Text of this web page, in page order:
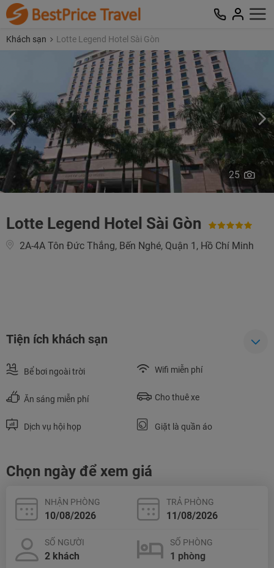
Khách sạn Lotte Legend Hotel Sài Gòn
25
Lotte Legend Hotel Sài Gòn
2A-4A Tôn Đức Thắng, Bến Nghé, Quận 1, Hồ Chí Minh
Tiện ích khách sạn
Bể bơi ngoài trời Wifi miễn phí
Ăn sáng miễn phí Cho thuê xe
Dịch vụ hội họp Giặt là quần áo
Chọn ngày để xem giá
NHẬN PHÒNG TRẢ PHÒNG
SỐ NGƯỜI SỐ PHÒNG
TƯ VẤN NGAY
TƯ VẤN NGAY
NHẬN ƯU ĐÃI NGAY
TƯ VẤN NGAY